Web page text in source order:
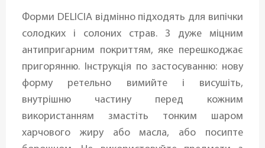
Форми DELICIA відмінно підходять для випічки
солодких і солоних страв. З дуже міцним
антипригарним покриттям, яке перешкоджає
пригорянню. Інструкція по застосуванню: нову
форму ретельно вимийте і висушіть,
внутрішню частину перед кожним
використанням змастіть тонким шаром
харчового жиру або масла, або посипте